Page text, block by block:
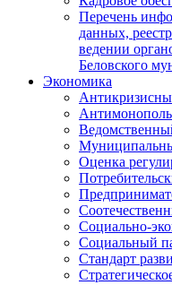
Перечень
данных,
ведении
Беловского
Экономика
Оценка
Социально-
Социальный
Стандарт